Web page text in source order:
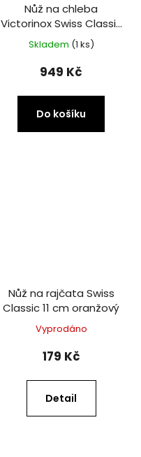
Nůž na chleba
Victorinox Swiss Classic
21 cm černý
Skladem (1 ks)
949 Kč
Do košíku
Nůž na rajčata Swiss
Classic 11 cm oranžový
Vyprodáno
179 Kč
Detail